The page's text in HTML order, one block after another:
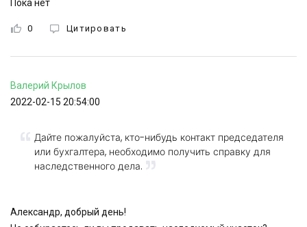
Пока нет
0 Цитировать
Валерий Крылов
2022-02-15 20:54:00
Дайте пожалуйста, кто-нибудь контакт председателя
или бухгалтера, необходимо получить справку для
наследственного дела.
Александр, добрый день!